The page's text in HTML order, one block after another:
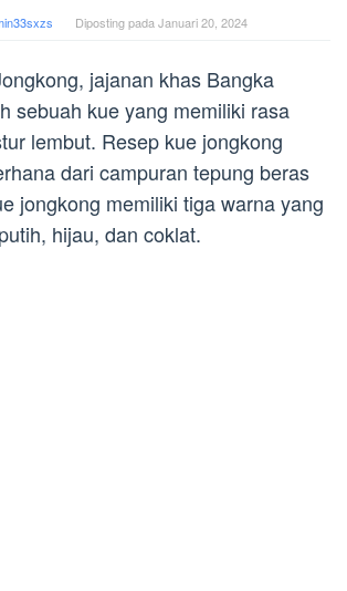
Diposting padaJanuari 20, 2024
jajanan khas Bangka
sebuah kue yang memiliki rasa
lembut. Resep kue jongkong
dari campuran tepung beras
jongkong memiliki tiga warna yang
hijau, dan coklat.